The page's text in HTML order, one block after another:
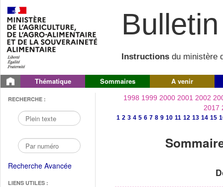
Instructions du ministère
Thématique Sommaires A venir
RECHERCHE :
Recherche Avancée
LIENS UTILES :
1998 1999 2000 2001 2002
2017
1 2 3 4 5 6 7 8 9 10 11 12 13 14 15